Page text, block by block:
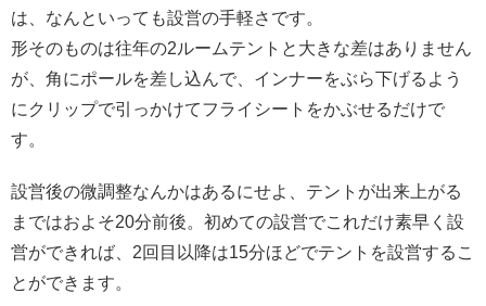
は、なんといっても設営の手軽さです。
形そのものは往年の2ルームテントと大きな差はありません
が、角にポールを差し込んで、インナーをぶら下げるよう
にクリップで引っかけてフライシートをかぶせるだけで
す。
設営後の微調整なんかはあるにせよ、テントが出来上がる
まではおよそ20分前後。初めての設営でこれだけ素早く設
営ができれば、2回目以降は15分ほどでテントを設営するこ
とができます。